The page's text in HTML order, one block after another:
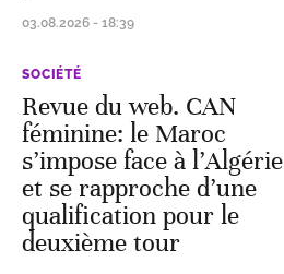
03.08.2026 - 18:39
SOCIÉTÉ
Revue du web. CAN
féminine: le Maroc
s’impose face à l’Algérie
et se rapproche d’une
qualification pour le
deuxième tour